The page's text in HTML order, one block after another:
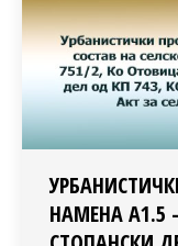
НАМЕНА А1.5